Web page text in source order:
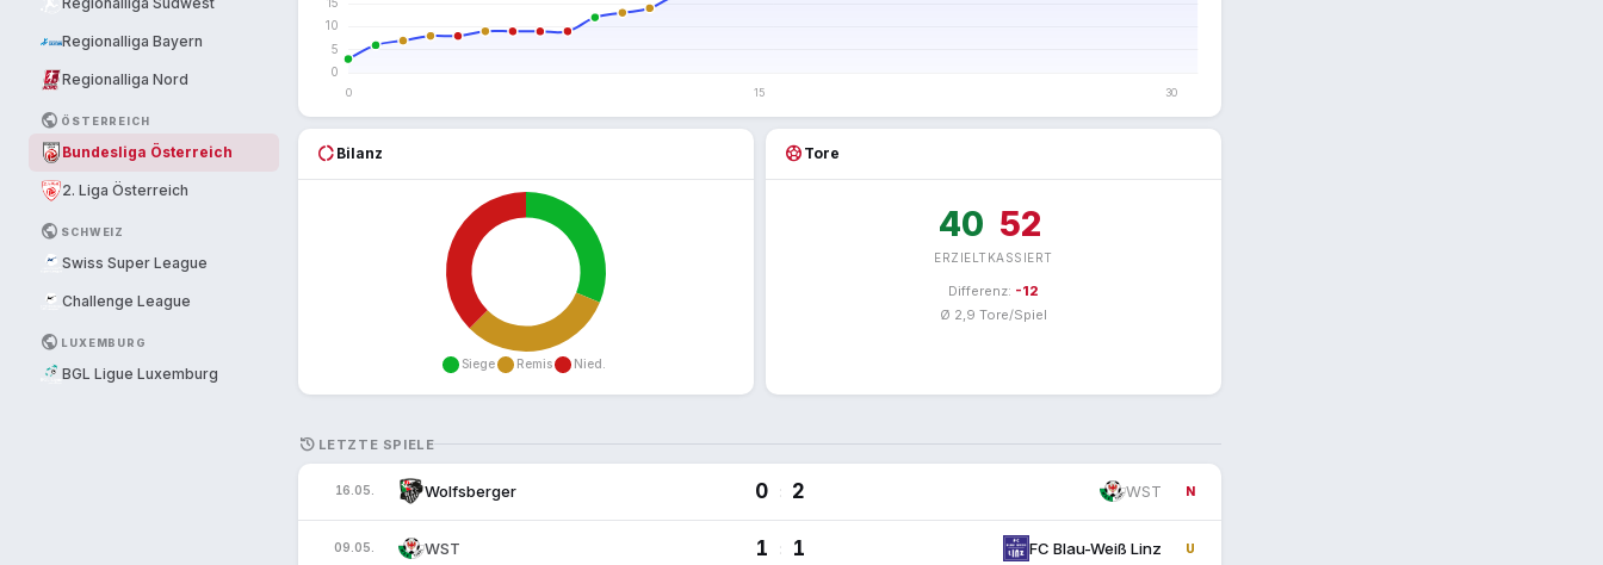
Regionalliga Bayern
Regionalliga Nord
PUBLIC ÖSTERREICH
Bundesliga Österreich
2. Liga Österreich
PUBLIC SCHWEIZ
Swiss Super League
Challenge League
PUBLIC LUXEMBURG
BGL Ligue Luxemburg
donut_large Bilanz sports_soccer Tore
40
ERZIELT
52
KASSIERT
Differenz: -12
Ø 2,9 Tore/Spiel
HISTORY LETZTE SPIELE
16.05. Wolfsberger 0 : 2 WST N
09.05. WST 1 : 1 FC Blau-Weiß Linz U